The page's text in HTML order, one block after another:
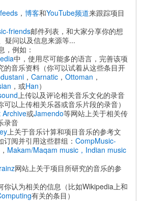
， 博客和YouTube频道来跟踪项目
friends邮件列表， 和大家分享你的想
疑问以及信息来源等...
，例如：
中，使用尽可能多的语言， 完善该项
的音乐资料（你可以试着从这些条目开
， Carnatic， Ottoman ，
，或Han）
上传以及评论相关音乐文化的录音
可以上传相关乐器或音乐片段的录音）
Archive或Jamendo等网站上关于相关传
录音
上关于音乐计算和项目音乐的参考文
订阅并引用这些群组： CompMusic-
， Makam/Maqam music， Indian music
网站上关于项目所研究的音乐的参
你认为相关的信息（比如Wikipedia上和
有关的条目）